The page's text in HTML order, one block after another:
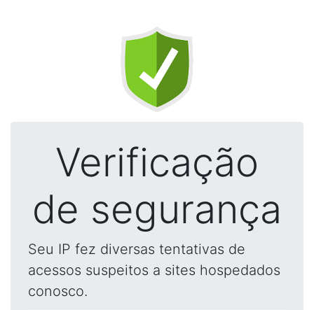
Verificação
de segurança
Seu IP fez diversas tentativas de
acessos suspeitos a sites hospedados
conosco.